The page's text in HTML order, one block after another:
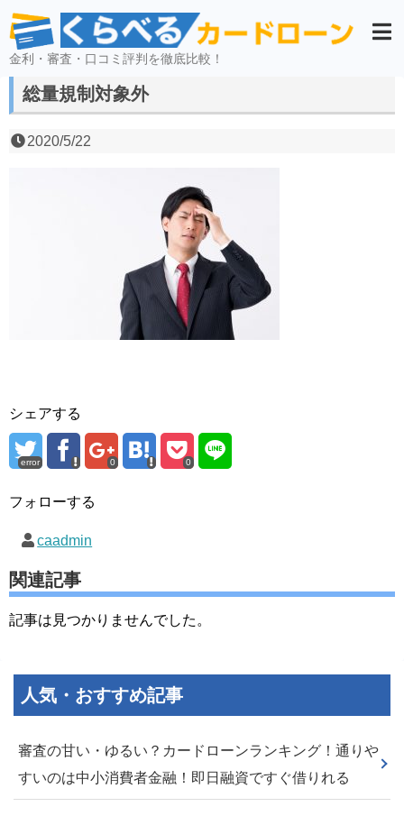
金利・審査・口コミ評判を徹底比較！
総量規制対象外
2020/5/22
シェアする
error 0 0
フォローする
caadmin
関連記事
記事は見つかりませんでした。
人気・おすすめ記事
審査の甘い・ゆるい？カードローンランキング！通りや
すいのは中小消費者金融！即日融資ですぐ借りれる